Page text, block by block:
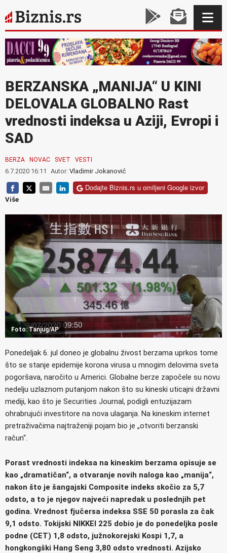
BERZANSKA „MANIJA“ U KINI
DELOVALA GLOBALNO Rast
vrednosti indeksa u Aziji, Evropi i
SAD
BERZA NOVAC SVET VESTI
6.7.2020 16:11 Autor: Vladimir Jokanović
Dodajte Biznis.rs u omiljeni Google izvor
Više
Foto: Tanjug/AP
Ponedeljak 6. jul doneo je globalnu živost berzama uprkos tome
što se stanje epidemije korona virusa u mnogim delovima sveta
pogoršava, naročito u Americi. Globalne berze započele su novu
nedelju uzlaznom putanjom nakon što su kineski uticajni državni
mediji, kao što je Securities Journal, podigli entuzijazam
ohrabrujući investitore na nova ulaganja. Na kineskim internet
pretraživačima najtraženiji pojam bio je „otvoriti berzanski
račun“.
Porast vrednosti indeksa na kineskim berzama opisuje se
kao „dramatičan“, a otvaranje novih naloga kao „manija“,
nakon što je šangajski Composite indeks skočio za 5,7
odsto, a to je njegov najveći napredak u poslednjih pet
godina. Vrednost fjučersa indeksa SSE 50 porasla za čak
9,1 odsto. Tokijski NIKKEI 225 dobio je do ponedeljka posle
podne (CET) 1,8 odsto, južnokorejski Kospi 1,7, a
hongkongški Hang Seng 3,80 odsto vrednosti. Azijsko